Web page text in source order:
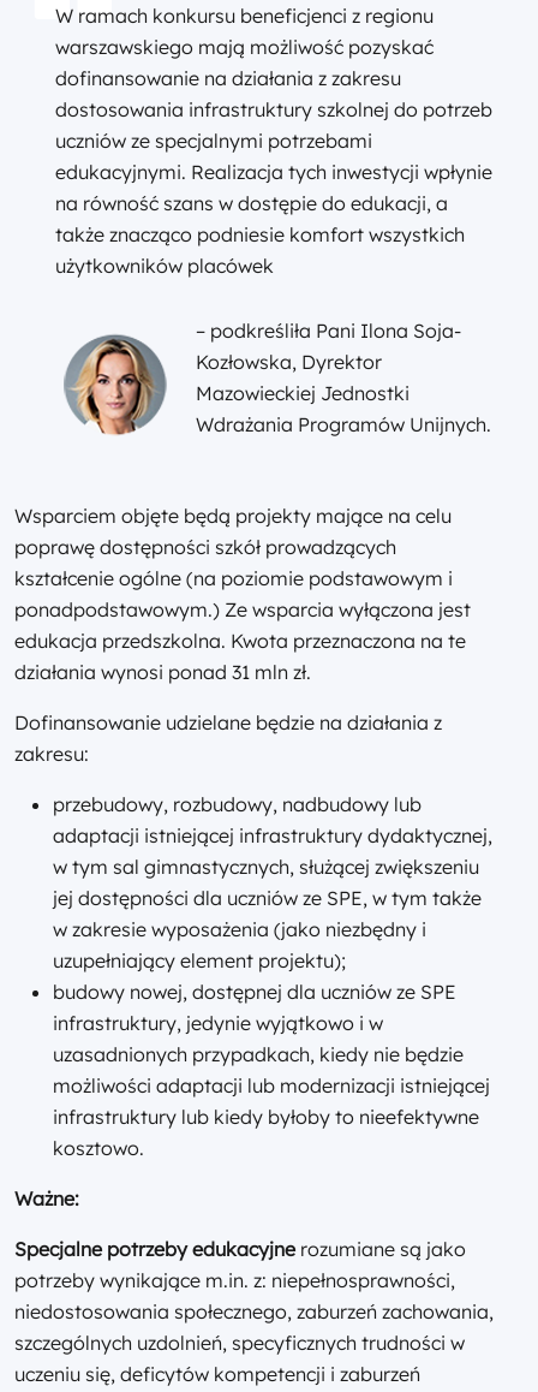
W ramach konkursu beneficjenci z regionu
warszawskiego mają możliwość pozyskać
dofinansowanie na działania z zakresu
dostosowania infrastruktury szkolnej do potrzeb
uczniów ze specjalnymi potrzebami
edukacyjnymi. Realizacja tych inwestycji wpłynie
na równość szans w dostępie do edukacji, a
także znacząco podniesie komfort wszystkich
użytkowników placówek
– podkreśliła Pani Ilona Soja-
Kozłowska, Dyrektor
Mazowieckiej Jednostki
Wdrażania Programów Unijnych.
Wsparciem objęte będą projekty mające na celu
poprawę dostępności szkół prowadzących
kształcenie ogólne (na poziomie podstawowym i
ponadpodstawowym.) Ze wsparcia wyłączona jest
edukacja przedszkolna. Kwota przeznaczona na te
działania wynosi ponad 31 mln zł.
Dofinansowanie udzielane będzie na działania z
zakresu:
przebudowy, rozbudowy, nadbudowy lub
adaptacji istniejącej infrastruktury dydaktycznej,
w tym sal gimnastycznych, służącej zwiększeniu
jej dostępności dla uczniów ze SPE, w tym także
w zakresie wyposażenia (jako niezbędny i
uzupełniający element projektu);
budowy nowej, dostępnej dla uczniów ze SPE
infrastruktury, jedynie wyjątkowo i w
uzasadnionych przypadkach, kiedy nie będzie
możliwości adaptacji lub modernizacji istniejącej
infrastruktury lub kiedy byłoby to nieefektywne
kosztowo.
Ważne:
Specjalne potrzeby edukacyjne rozumiane są jako
potrzeby wynikające m.in. z: niepełnosprawności,
niedostosowania społecznego, zaburzeń zachowania,
szczególnych uzdolnień, specyficznych trudności w
uczeniu się, deficytów kompetencji i zaburzeń